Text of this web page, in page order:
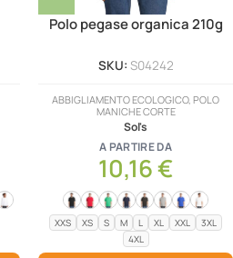
Polo pegase organica 210g
SKU: S04242
ABBIGLIAMENTO ECOLOGICO, POLO
MANICHE CORTE
Sol's
A PARTIRE DA
10,16€
XXS XS S M L XL XXL
3XL
4XL